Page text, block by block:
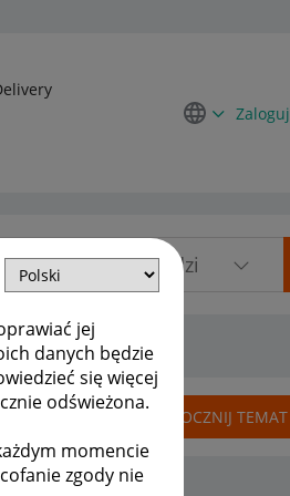
jej
danych będzie
się więcej
odświeżona.
momencie
zgody nie
Zaloguj
ROZPOCZNIJ TEMAT